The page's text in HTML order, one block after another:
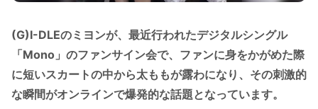
(G)I-DLEのミヨンが、最近行われたデジタルシングル
「Mono」のファンサイン会で、ファンに身をかがめた際
に短いスカートの中から太ももが露わになり、その刺激的
な瞬間がオンラインで爆発的な話題となっています。